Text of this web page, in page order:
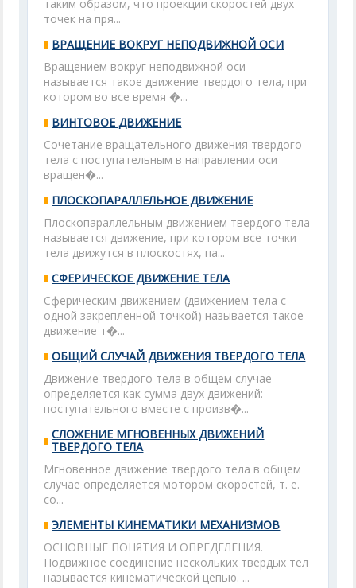
таким образом, что проекции скоростей двух
точек на пря...
ВРАЩЕНИЕ ВОКРУГ НЕПОДВИЖНОЙ ОСИ
Вращением вокруг неподвижной оси
называется такое движение твердого тела, при
котором во все время �...
ВИНТОВОЕ ДВИЖЕНИЕ
Сочетание вращательного движения твердого
тела с поступательным в направлении оси
вращен�...
ПЛОСКОПАРАЛЛЕЛЬНОЕ ДВИЖЕНИЕ
Плоскопараллельным движением твердого тела
называется движение, при котором все точки
тела движутся в плоскостях, па...
СФЕРИЧЕСКОЕ ДВИЖЕНИЕ ТЕЛА
Сферическим движением (движением тела с
одной закрепленной точкой) называется такое
движение т�...
ОБЩИЙ СЛУЧАЙ ДВИЖЕНИЯ ТВЕРДОГО ТЕЛА
Движение твердого тела в общем случае
определяется как сумма двух движений:
поступательного вместе с произв�...
СЛОЖЕНИЕ МГНОВЕННЫХ ДВИЖЕНИЙ
ТВЕРДОГО ТЕЛА
Мгновенное движение твердого тела в общем
случае определяется мотором скоростей, т. е.
со...
ЭЛЕМЕНТЫ КИНЕМАТИКИ МЕХАНИЗМОВ
ОСНОВНЫЕ ПОНЯТИЯ И ОПРЕДЕЛЕНИЯ.
Подвижное соединение нескольких твердых тел
называется кинематической цепью. ...